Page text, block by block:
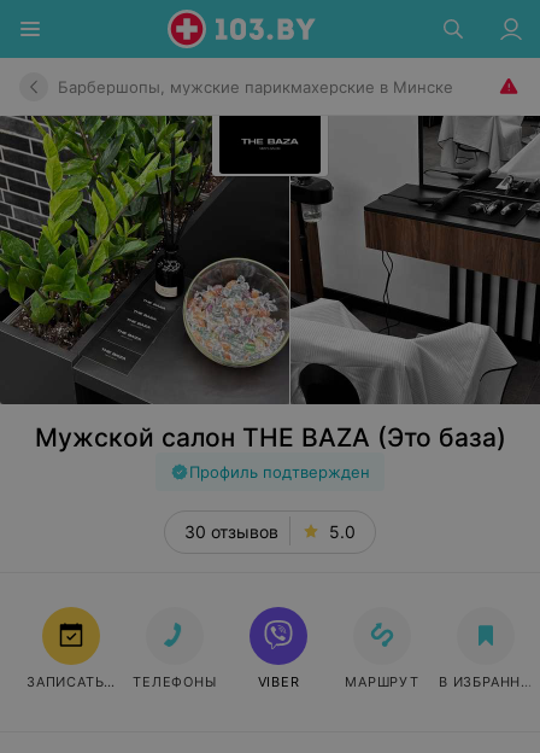
Барбершопы, мужские парикмахерские в Минске
Мужской салон THE BAZA (Это база)
Профиль подтвержден
30 отзывов 5.0
ЗАПИСАТЬСЯ ТЕЛЕФОНЫ VIBER МАРШРУТ В ИЗБРАННОЕ